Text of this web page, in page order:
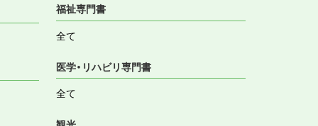
福祉専門書
全て
医学・リハビリ専門書
全て